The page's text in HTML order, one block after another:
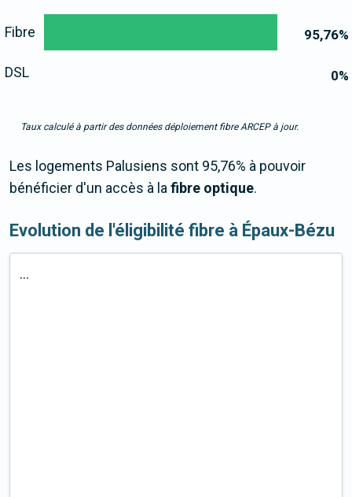
95,76%
0%
Fibre
DSL
Taux calculé à partir des données déploiement fibre ARCEP à jour.
Les logements Palusiens sont 95,76% à pouvoir
bénéficier d'un accès à lafibre optique.
Evolution de l'éligibilité fibre à Épaux-Bézu
...